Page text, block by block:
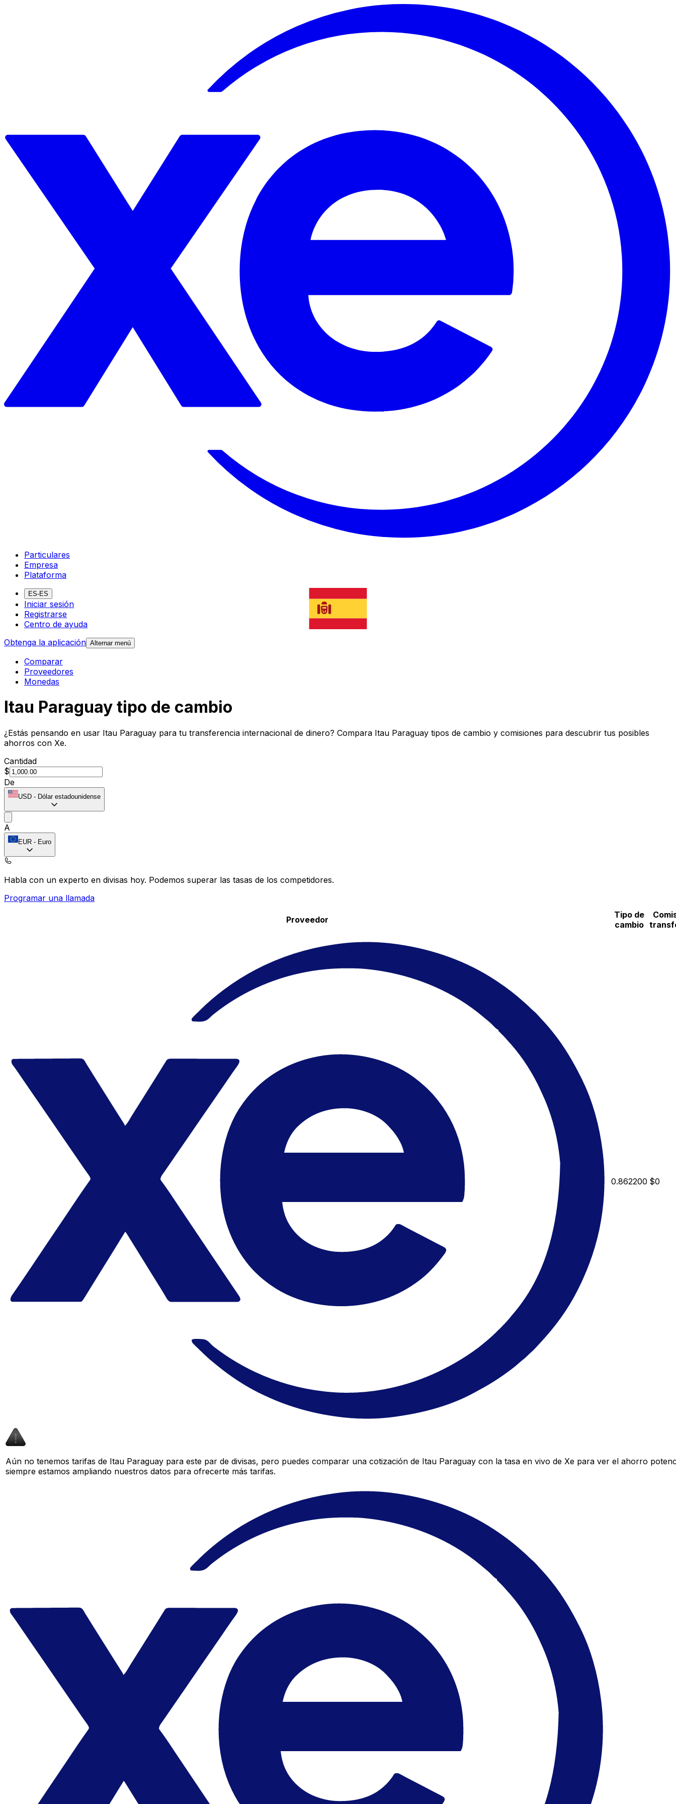
Particulares
Empresa
Plataforma
ES-ES
Iniciar sesión
Registrarse
Centro de ayuda
Obtenga la aplicación Alternar menú
Comparar
Proveedores
Monedas
Itau Paraguay tipo de cambio
¿Estás pensando en usar Itau Paraguay para tu transferencia internacional de dinero? Compara Itau Paraguay tipos de cambio y comisiones para descubrir tus posibles
ahorros con Xe.
Cantidad
$
De
USD - Dólar estadounidense
A
EUR - Euro
Habla con un experto en divisas hoy. Podemos superar las tasas de los competidores.
Programar una llamada
Proveedor
Tipo de
cambio
0.862200 $0
Aún no tenemos tarifas de Itau Paraguay para este par de divisas, pero puedes comparar una cotización de Itau Paraguay con la tasa en vivo de Xe para ver el ahorro
siempre estamos ampliando nuestros datos para ofrecerte más tarifas.